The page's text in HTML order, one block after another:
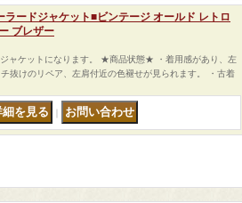
ラードジャケット■ビンテージ オールド レトロ
ブレザー
ジャケットになります。 ★商品状態★ ・着用感があり、左
抜けのリペア、左肩付近の色褪せが見られます。 ・古着